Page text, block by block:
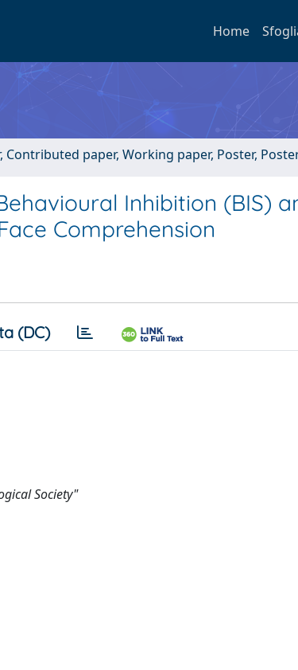
Home
Contributed paper, Working paper, Poster,
Inhibition (BIS)
Comprehension
(DC)
Society"